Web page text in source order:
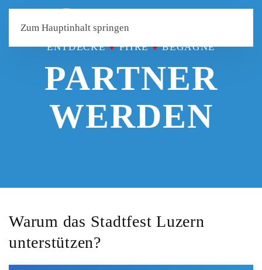
Zum Hauptinhalt springen
ENTDECKE♥FIIRE♥BEGÄGNE
PARTNER
WERDEN
Warum das Stadtfest Luzern
unterstützen?